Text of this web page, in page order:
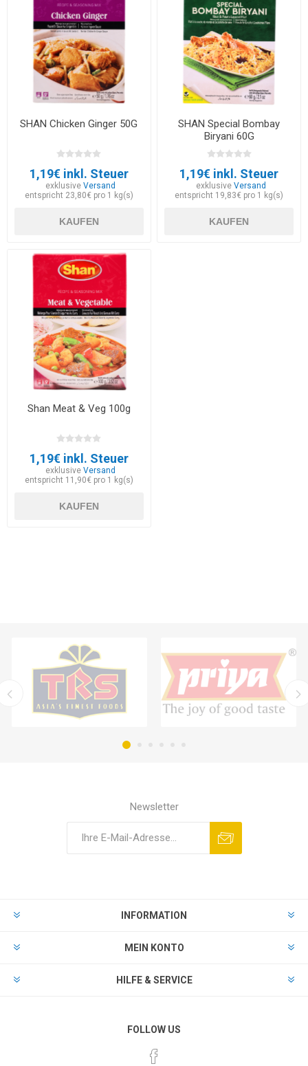
SHAN Chicken Ginger 50G
1,19€ inkl. Steuer
exklusiveVersand
entspricht 23,80€ pro 1 kg(s)
KAUFEN
SHAN Special Bombay
Biryani 60G
1,19€ inkl. Steuer
exklusive Versand
entspricht 19,83€ pro 1 kg(s)
KAUFEN
Shan Meat & Veg 100g
1,19€ inkl. Steuer
exklusiveVersand
entspricht 11,90€ pro 1 kg(s)
KAUFEN
Newsletter
INFORMATION
MEIN KONTO
HILFE & SERVICE
FOLLOW US